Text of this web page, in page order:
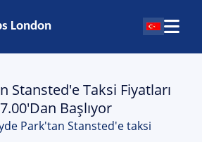
London
Stansted'e Taksi Fiyatları
Başlıyor
Park'tan Stansted'e taksi